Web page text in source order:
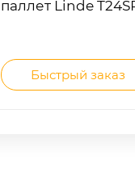
паллет Linde
Быстрый заказ